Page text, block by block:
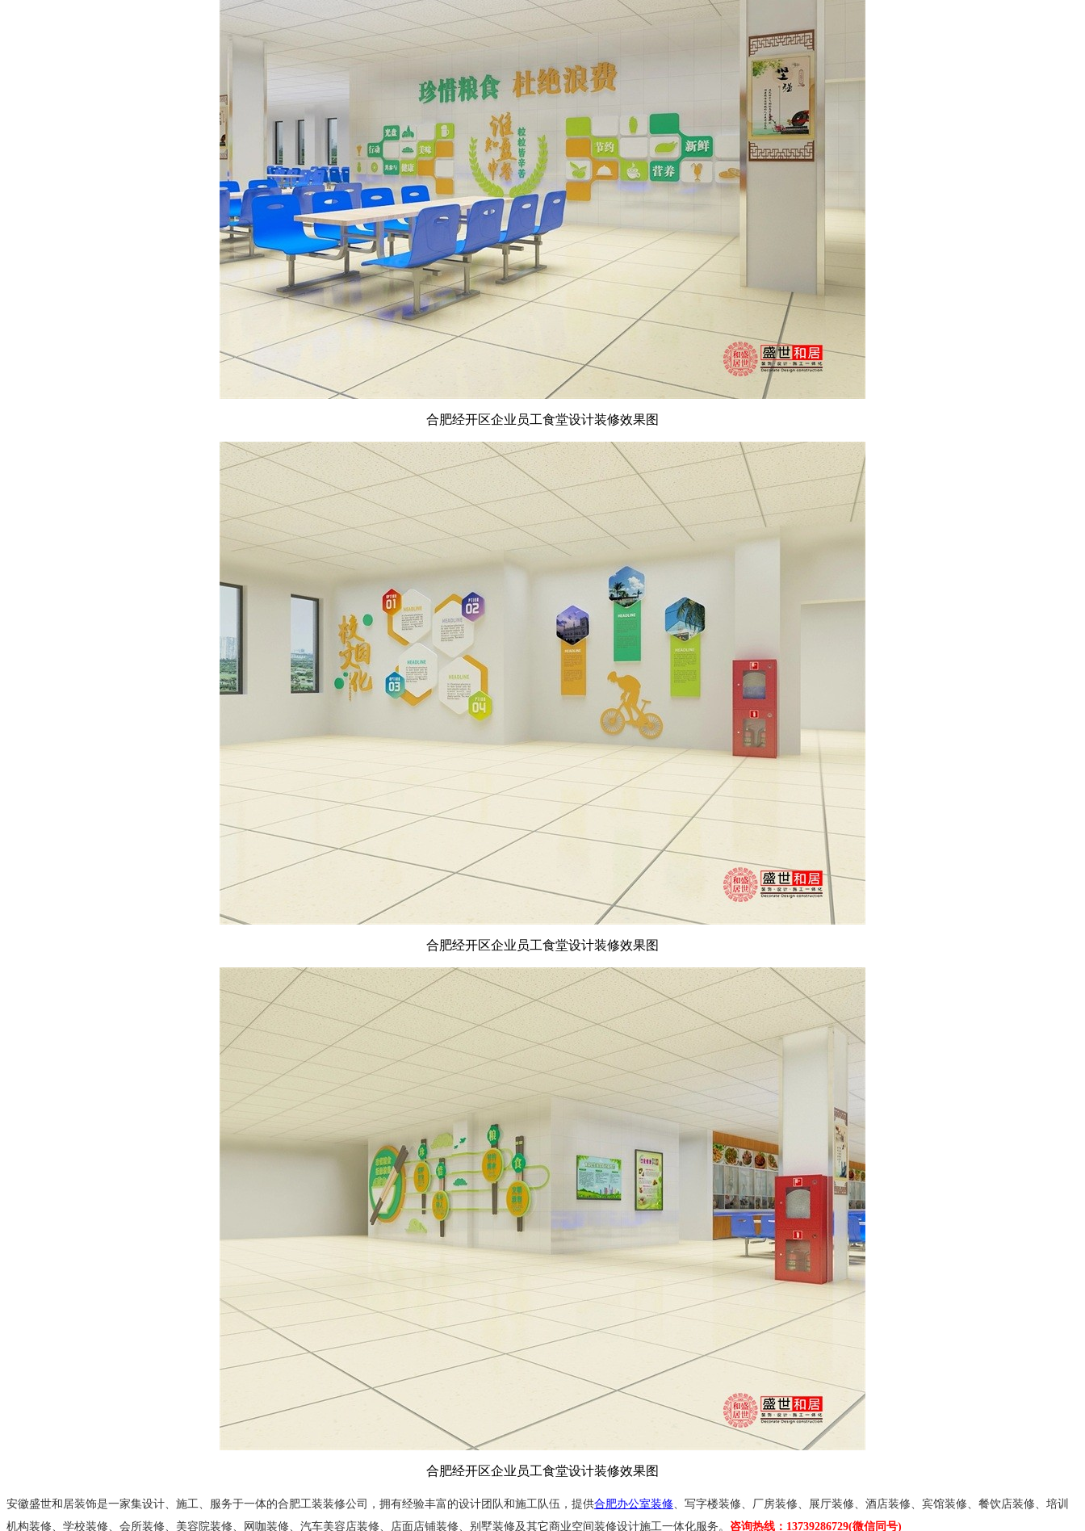
合肥经开区企业员工食堂设计装修效果图
合肥经开区企业员工食堂设计装修效果图
合肥经开区企业员工食堂设计装修效果图
安徽盛世和居装饰是一家集设计、施工、服务于一体的合肥工装装修公司， 拥有经验丰富的设计团队和施工队伍， 提供合肥办公室装修 、写字楼装修、厂房装修、展厅装修、酒店装修、 宾馆装修、 餐饮店装修、培训
机构装修、学校装修、会所装修、美容院装修、网咖装修、汽车美容店装修、店面店铺装修、别墅装修及其它商业空间装修设计施工一体化服务。 咨询热线：13739286729(微信同号)